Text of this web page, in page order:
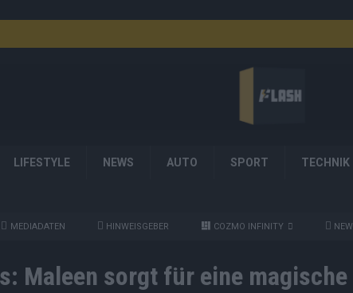
LIFESTYLE NEWS AUTO SPORT TECHNIK
MEDIADATEN HINWEISGEBER COZMO INFINITY
Maleen sorgt für eine magische